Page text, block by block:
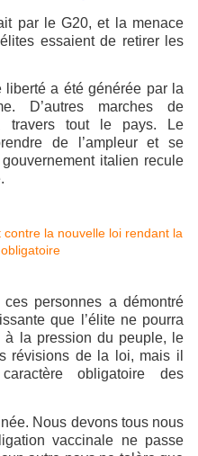
par le G20, et la menace
essaient de retirer les
liberté a été générée par la
D’autres marches de
travers tout le pays. Le
de l’ampleur et se
italien recule
personnes a démontré
que l’élite ne pourra
à la pression du peuple, le
révisions de la loi, mais il
obligatoire des
Nous devons tous nous
vaccinale ne passe